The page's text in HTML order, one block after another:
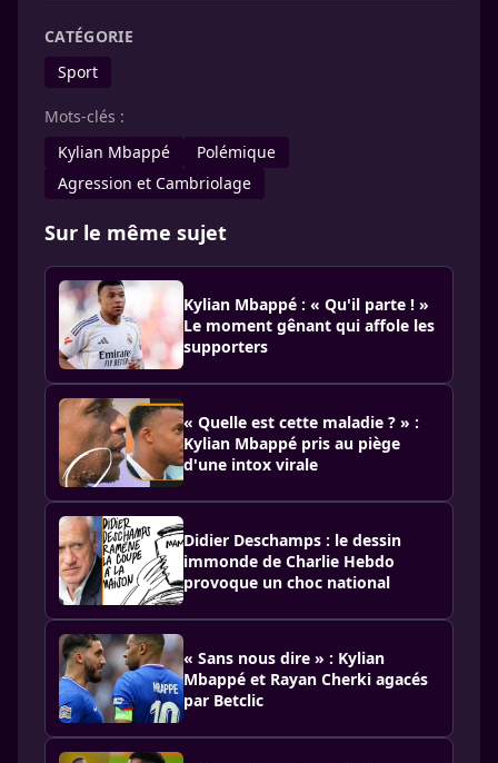
CATÉGORIE
Sport
Mots-clés :
Kylian Mbappé
Polémique
Agression et Cambriolage
Sur le même sujet
Kylian Mbappé : « Qu'il parte ! »
Le moment gênant qui affole les
supporters
« Quelle est cette maladie ? » :
Kylian Mbappé pris au piège
d'une intox virale
Didier Deschamps : le dessin
immonde de Charlie Hebdo
provoque un choc national
« Sans nous dire » : Kylian
Mbappé et Rayan Cherki agacés
par Betclic